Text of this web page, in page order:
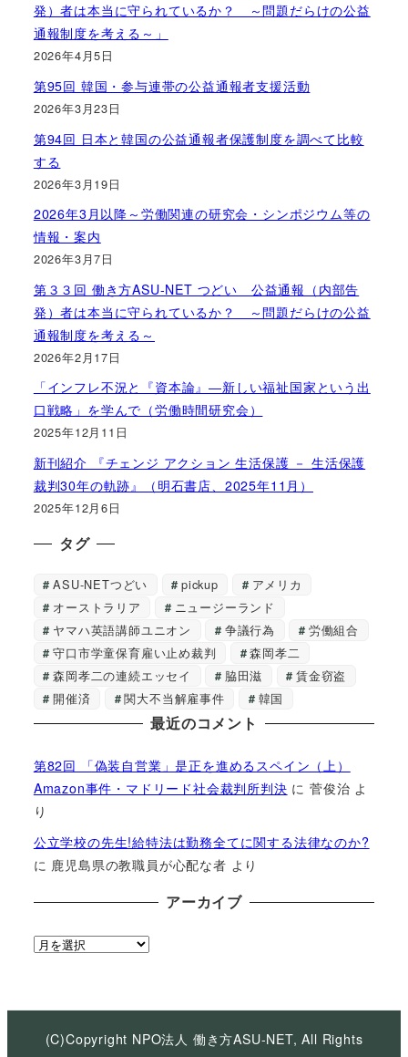
発）者は本当に守られているか？ ～問題だらけの公益
通報制度を考える～」
2026年4月5日
第95回 韓国・参与連帯の公益通報者支援活動
2026年3月23日
第94回 日本と韓国の公益通報者保護制度を調べて比較
する
2026年3月19日
2026年3月以降～労働関連の研究会・シンポジウム等の
情報・案内
2026年3月7日
第３３回 働き方ASU-NET つどい 公益通報（内部告
発）者は本当に守られているか？ ～問題だらけの公益
通報制度を考える～
2026年2月17日
「インフレ不況と『資本論』―新しい福祉国家という出
口戦略」を学んで（労働時間研究会）
2025年12月11日
新刊紹介 『チェンジ アクション 生活保護 － 生活保護
裁判30年の軌跡』（明石書店、2025年11月）
2025年12月6日
タグ
ASU-NETつどい pickup
アメリカ
オーストラリア
ニュージーランド
ヤマハ英語講師ユニオン
争議行為
労働組合
守口市学童保育雇い止め裁判
森岡孝二
森岡孝二の連続エッセイ
脇田滋
賃金窃盗
開催済
関大不当解雇事件 韓国
最近のコメント
第82回 「偽装自営業」是正を進めるスペイン（上）
Amazon事件・マドリード社会裁判所判決 に菅俊治 よ
り
公立学校の先生!給特法は勤務全てに関する法律なのか?
に 鹿児島県の教職員が心配な者 より
アーカイブ
ア
イ
(C)Copyright NPO法人 働き方ASU-NET, All Rights